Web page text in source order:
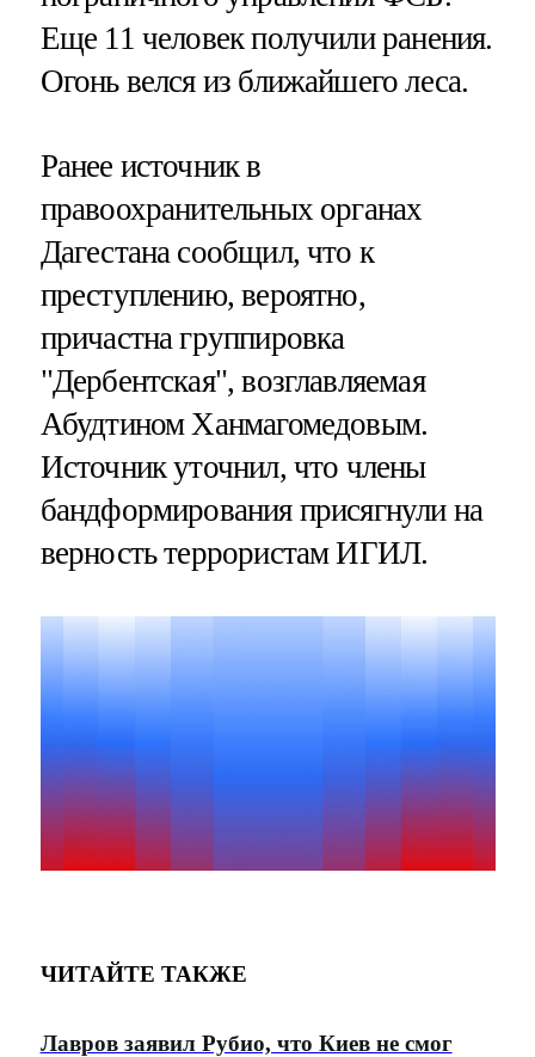
Еще 11 человек получили ранения.
Огонь велся из ближайшего леса.
Ранее источник в
правоохранительных органах
Дагестана сообщил, что к
преступлению, вероятно,
причастна группировка
"Дербентская", возглавляемая
Абудтином Ханмагомедовым.
Источник уточнил, что члены
бандформирования присягнули на
верность террористам ИГИЛ.
ЧИТАЙТЕ ТАКЖЕ
Лавров заявил Рубио, что Киев не смог